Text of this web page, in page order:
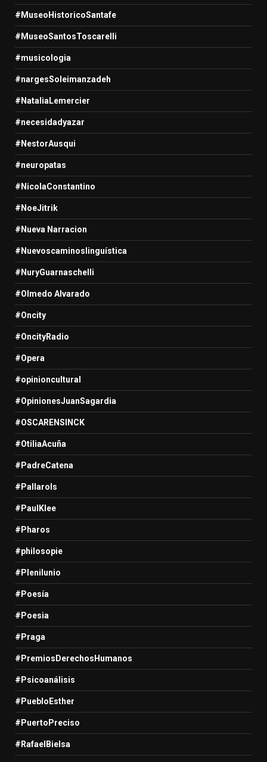
#MuseoHistoricoSantafe
#MuseoSantosToscarelli
#musicologia
#nargesSoleimanzadeh
#NataliaLemercier
#necesidadyazar
#NestorAusqui
#neuropatas
#NicolaConstantino
#NoeJitrik
#Nueva Narracion
#Nuevoscaminoslinguística
#NuryGuarnaschelli
#Olmedo Alvarado
#Oncity
#OncityRadio
#Opera
#opinioncultural
#OpinionesJuanSagardia
#OSCARENSINCK
#OtiliaAcuña
#PadreCatena
#Pallarols
#PaulKlee
#Pharos
#philosopie
#Plenilunio
#Poesía
#Poesia
#Praga
#PremiosDerechosHumanos
#Psicoanálisis
#PuebloEsther
#PuertoPreciso
#RafaelBielsa